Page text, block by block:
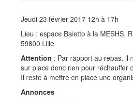
Jeudi 23 février 2017 12h à 17h
Lieu : espace Baietto à la MESHS,
59800 Lille
Attention : Par rapport au repas, il
sur place donc rien pour réchauffer
Il reste à mettre en place une
Annonces